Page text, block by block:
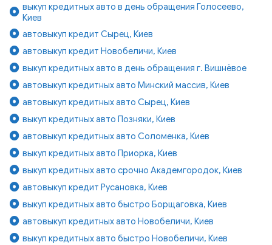
выкуп кредитных авто в день обращения Голосеево,
Киев
автовыкуп кредит Сырец, Киев
автовыкуп кредит Новобеличи, Киев
выкуп кредитных авто в день обращения г. Вишнёвое
автовыкуп кредитных авто Минский массив, Киев
автовыкуп кредитных авто Сырец, Киев
выкуп кредитных авто Позняки, Киев
автовыкуп кредитных авто Соломенка, Киев
выкуп кредитных авто Приорка, Киев
выкуп кредитных авто срочно Академгородок, Киев
автовыкуп кредит Русановка, Киев
выкуп кредитных авто быстро Борщаговка, Киев
автовыкуп кредитных авто Новобеличи, Киев
выкуп кредитных авто быстро Новобеличи, Киев